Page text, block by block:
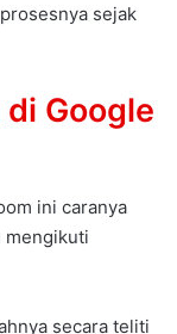
sejak
Google
ini caranya
mengikuti
secara teliti